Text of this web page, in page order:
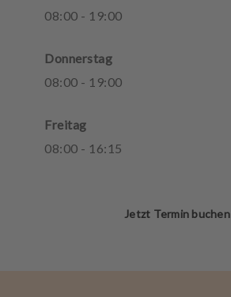
08:00 - 19:00
Donnerstag
08:00 - 19:00
Freitag
08:00 - 16: 15
Jetzt Termin buchen